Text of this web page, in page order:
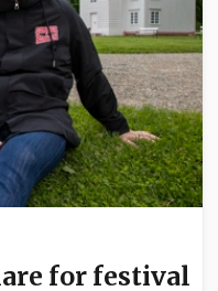
for festival